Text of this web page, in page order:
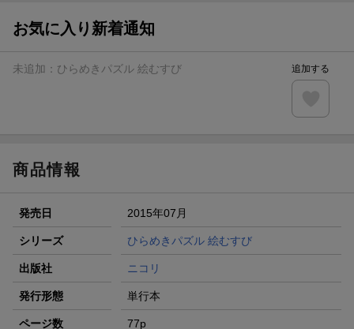
が当たる！
条件達成で楽天限定・宝塚歌劇 宙組貸切公演ペアチケット
エントリー＆条件達成で『鬼滅の刃』オリジナルきんちゃく
お気に入り新着通知
未追加： ひらめきパズル 絵むすび 追加する
商品情報
発売日 2015年07月
シリーズ ひらめきパズル 絵むすび
出版社 ニコリ
発行形態 単行本
ページ数 77p